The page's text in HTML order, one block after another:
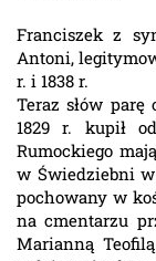
Franciszek z
Antoni,
r. i 1838 r.
Teraz słów
1829 r. kupił
Rumockiego
w Świedziebni w
pochowany w
na cmentarzu
Marianną